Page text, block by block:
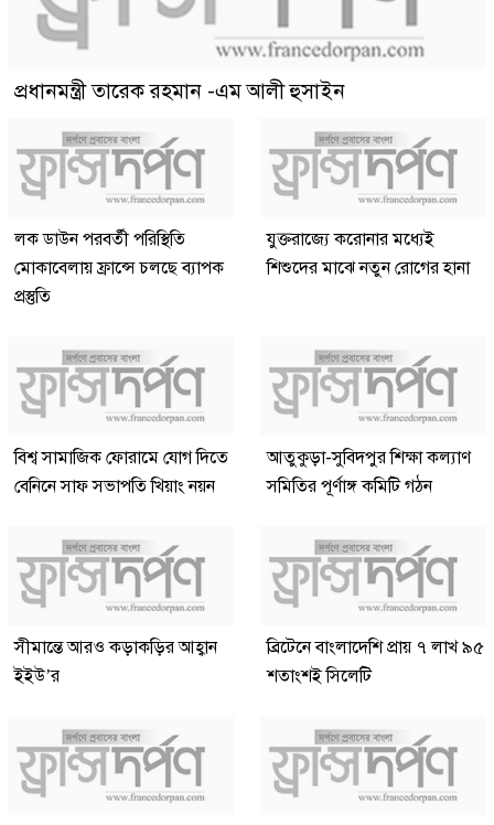
প্রধানমন্ত্রী তারেক রহমান -এম আলী হুসাইন
লক ডাউন পরবর্তী পরিস্থিতি
মোকাবেলায় ফ্রান্সে চলছে ব্যাপক
প্রস্তুতি
যুক্তরাজ্যে করোনার মধ্যেই
শিশুদের মাঝে নতুন রোগের হানা
বিশ্ব সামাজিক ফোরামে যোগ দিতে
বেনিনে সাফ সভাপতি খিয়াং নয়ন
আতুকুড়া-সুবিদপুর শিক্ষা কল্যাণ
সমিতির পূর্ণাঙ্গ কমিটি গঠন
সীমান্তে আরও কড়াকড়ির আহ্বান
ইইউ’র
ব্রিটেনে বাংলাদেশি প্রায় ৭ লাখ ৯৫
শতাংশই সিলেটি